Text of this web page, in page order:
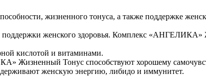
жизненного тонуса, а также поддержке
поддержки женского здоровья. Комплекс
кислотой и витаминами.
Жизненный Тонус способствуют хорошему
женскую энергию, либидо и иммунитет.